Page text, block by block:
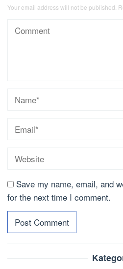
Your email address will not be published.
Save my name, email, and
for the next time I comment.